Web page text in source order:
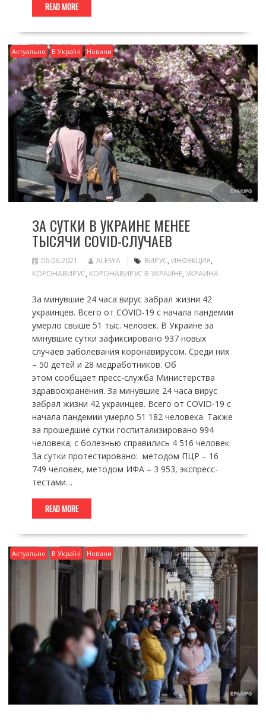
READ MORE
Актуально В Україні Новини
ЗА СУТКИ В УКРАИНЕ МЕНЕЕ
ТЫСЯЧИ COVID-СЛУЧАЕВ
06.06.2021 ALESYA ВИРУС, ИНФЕКЦИЯ,
КОРОНАВИРУС, КОРОНАВИРУС В УКРАИНЕ, УКРАИНА
За минувшие 24 часа вирус забрал жизни 42
украинцев. Всего от COVID-19 с начала пандемии
умерло свыше 51 тыс. человек. В Украине за
минувшие сутки зафиксировано 937 новых
случаев заболевания коронавирусом. Среди них
– 50 детей и 28 медработников. Об
этом сообщает пресс-служба Министерства
здравоохранения. За минувшие 24 часа вирус
забрал жизни 42 украинцев. Всего от COVID-19 с
начала пандемии умерло 51 182 человека. Также
за прошедшие сутки госпитализировано 994
человека; с болезнью справились 4 516 человек.
За сутки протестировано: методом ПЦР – 16
749 человек, методом ИФА – 3 953, экспресс-
тестами…
READ MORE
Актуально В Україні Новини